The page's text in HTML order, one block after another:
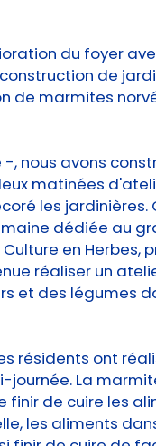
du foyer
de
de marmites
, nous avons
matinées
les
dédiée au
en Herbes,
réaliser un
et des légumes
résidents ont
journée. La
de cuire les
les aliments